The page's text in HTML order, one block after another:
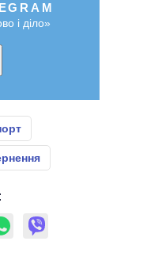
і діло»